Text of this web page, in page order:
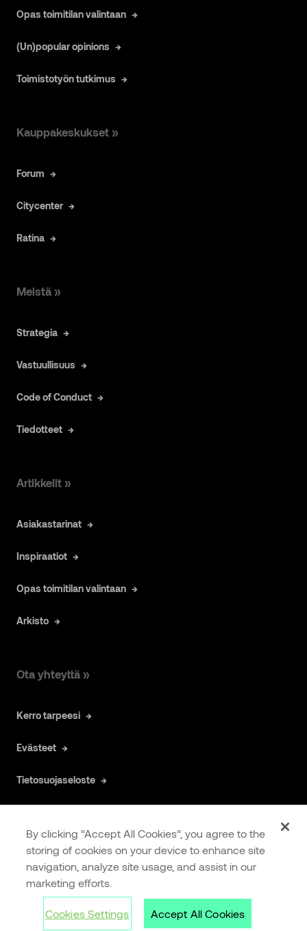
Opas toimitilan valintaan
(Un)popular opinions
Toimistotyön tutkimus
Kauppakeskukset »
Forum
Citycenter
Ratina
Meistä »
Strategia
Vastuullisuus
Code of Conduct
Tiedotteet
Artikkelit »
Asiakastarinat
Inspiraatiot
Opas toimitilan valintaan
Arkisto
Ota yhteyttä »
Kerro tarpeesi
Evästeet
Tietosuojaseloste
COOKIES
SETTINGS
By clicking “Accept All Cookies”, you agree to the
storing of cookies on your device to enhance site
navigation, analyze site usage, and assist in our
marketing efforts.
Cookies Settings Accept All Cookies